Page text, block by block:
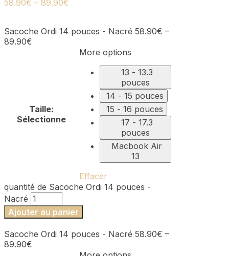
58.90€ – 89.90€
Sacoche Ordi 14 pouces - Nacré 58.90€ –
89.90€
Taille:
Sélectionne
More options
13 - 13.3
pouces
14 - 15 pouces
15 - 16 pouces
17 - 17.3
pouces
Macbook Air
13
Effacer
quantité de Sacoche Ordi 14 pouces -
Nacré
Ajouter au panier
Sacoche Ordi 14 pouces - Nacré 58.90€ –
89.90€